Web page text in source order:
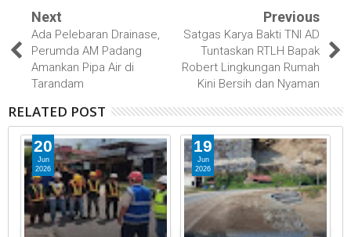
Next
Ada Pelebaran Drainase,
Perumda AM Padang
Amankan Pipa Air di
Tarandam
Previous
Satgas Karya Bakti TNI AD
Tuntaskan RTLH Bapak
Robert Lingkungan Rumah
Kini Bersih dan Nyaman
RELATED POST
20
Jun
2026
19
Jun
2026